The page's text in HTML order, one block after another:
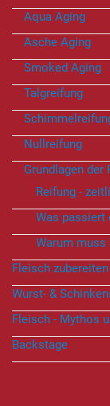
Aqua Aging
Asche Aging
Smoked Aging
Talgreifung
Nullreifung
Grundlagen der
Reifung -
Was passiert
Warum muss
Fleisch
Wurst- &
Fleisch - Mythos
Backstage